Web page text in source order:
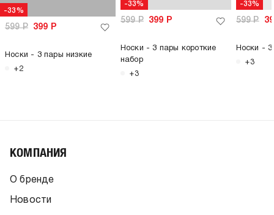
-33%
599Р 399 Р
Носки - 3 пары низкие
+2
-33%
599Р 399 Р
Носки - 3 пары короткие
набор
+3
-33%
599Р
Носки - 3
+3
КОМПАНИЯ
О бренде
Новости